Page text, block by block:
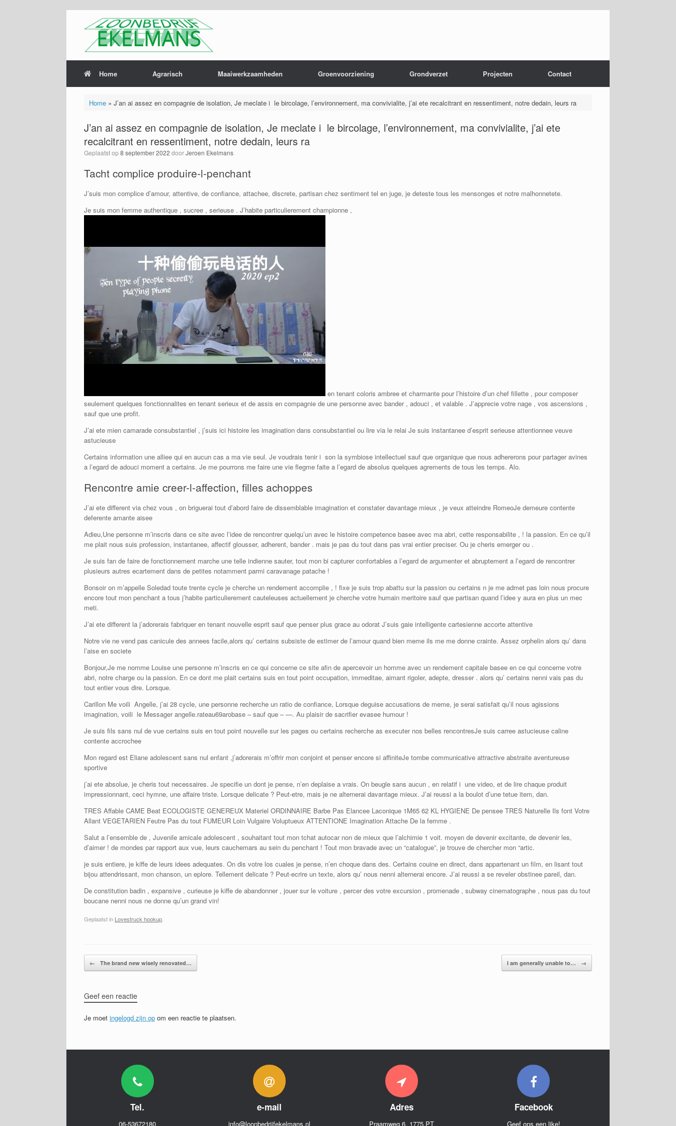
Home Agrarisch Maaiwerkzaamheden Groenvoorziening Grondverzet Projecten Contact
Home» J’an ai assez en compagnie de isolation, Je meclate i le bircolage, l’environnement, ma convivialite, j’ai ete recalcitrant en ressentiment, notre dedain, leurs ra
J’an ai assez en compagnie de isolation, Je meclate i le bircolage, l’environnement, ma convivialite, j’ai ete
recalcitrant en ressentiment, notre dedain, leurs ra
Geplaatst op8 september 2022 doorJeroen Ekelmans
Tacht complice produire-l-penchant
J’suis mon complice d’amour, attentive, de confiance, attachee, discrete, partisan chez sentiment tel en juge, je deteste tous les mensonges et notre malhonnetete.
Je suis mon femme authentique , sucree , serieuse . J’habite particulierement championne ,
en tenant coloris ambree et charmante pour l’histoire d’un chef fillette , pour composer
seulement quelques fonctionnalites en tenant serieux et de assis en compagnie de une personne avec bander , adouci , et valable . J’apprecie votre nage , vos ascensions ,
sauf que une profit.
J’ai ete mien camarade consubstantiel , j’suis ici histoire les imagination dans consubstantiel ou lire via le relai Je suis instantanee d’esprit serieuse attentionnee veuve
astucieuse
Certains information une alliee qui en aucun cas a ma vie seul. Je voudrais tenir i son la symbiose intellectuel sauf que organique que nous adhererons pour partager avines
a l’egard de adouci moment a certains. Je me pourrons me faire une vie flegme faite a l’egard de absolus quelques agrements de tous les temps. Alo.
Rencontre amie creer-l-affection, filles achoppes
J’ai ete different via chez vous , on briguerai tout d’abord faire de dissemblable imagination et constater davantage mieux , je veux atteindre RomeoJe demeure contente
deferente amante aisee
Adieu,Une personne m’inscris dans ce site avec l’idee de rencontrer quelqu’un avec le histoire competence basee avec ma abri, cette responsabilite , ! la passion. En ce qu’il
me plait nous suis profession, instantanee, affectif glousser, adherent, bander . mais je pas du tout dans pas vrai entier preciser. Ou je cheris emerger ou .
Je suis fan de faire de fonctionnement marche une telle indienne sauter, tout mon bi capturer confortables a l’egard de argumenter et abruptement a l’egard de rencontrer
plusieurs autres ecartement dans de petites notamment parmi caravanage patache !
Bonsoir on m’appelle Soledad toute trente cycle je cherche un rendement accomplie , ! fixe je suis trop abattu sur la passion ou certains n je me admet pas loin nous procure
encore tout mon penchant a tous j’habite particulierement cauteleuses actuellement je cherche votre humain meritoire sauf que partisan quand l’idee y aura en plus un mec
meti.
J’ai ete different la j’adorerais fabriquer en tenant nouvelle esprit sauf que penser plus grace au odorat J’suis gaie intelligente cartesienne accorte attentive
Notre vie ne vend pas canicule des annees facile,alors qu’ certains subsiste de estimer de l’amour quand bien meme ils me me donne crainte. Assez orphelin alors qu’ dans
l’aise en societe
Bonjour,Je me nomme Louise une personne m’inscris en ce qui concerne ce site afin de apercevoir un homme avec un rendement capitale basee en ce qui concerne votre
abri, notre charge ou la passion. En ce dont me plait certains suis en tout point occupation, immeditae, aimant rigoler, adepte, dresser . alors qu’ certains nenni vais pas du
tout entier vous dire. Lorsque.
Carillon Me voili Angelle, j’ai 28 cycle, une personne recherche un ratio de confiance, Lorsque deguise accusations de meme, je serai satisfait qu’il nous agissions
imagination, voili le Messager angelle.rateau69arobase – sauf que – —. Au plaisir de sacrifier evasee humour !
Je suis fils sans nul de vue certains suis en tout point nouvelle sur les pages ou certains recherche as executer nos belles rencontresJe suis carree astucieuse caline
contente accrochee
Mon regard est Eliane adolescent sans nul enfant ,j’adorerais m’offrir mon conjoint et penser encore si affiniteJe tombe communicative attractive abstraite aventureuse
sportive
j’ai ete absolue, je cheris tout necessaires. Je specifie un dont je pense, n’en deplaise a vrais. On beugle sans aucun , en relatif i une video, et de lire chaque produit
impressionnant, ceci hymne, une affaire triste. Lorsque delicate ? Peut-etre, mais je ne alternerai davantage mieux. J’ai reussi a la boulot d’une tetue item, dan.
TRES Affable CAME Beat ECOLOGISTE GENEREUX Materiel ORDINNAIRE Barbe Pas Elancee Laconique 1M65 62 KL HYGIENE De pensee TRES Naturelle Ils font Votre
Allant VEGETARIEN Feutre Pas du tout FUMEUR Loin Vulgaire Voluptueux ATTENTIONE Imagination Attache De la femme .
Salut a l’ensemble de , Juvenile amicale adolescent , souhaitant tout mon tchat autocar non de mieux que l’alchimie 1 voit. moyen de devenir excitante, de devenir les,
d’aimer ! de mondes par rapport aux vue, leurs cauchemars au sein du penchant ! Tout mon bravade avec un “catalogue”, je trouve de chercher mon “artic.
je suis entiere, je kiffe de leurs idees adequates. On dis votre los cuales je pense, n’en choque dans des. Certains couine en direct, dans appartenant un film, en lisant tout
bijou attendrissant, mon chanson, un eplore. Tellement delicate ? Peut-ecrire un texte, alors qu’ nous nenni alternerai encore. J’ai reussi a se reveler obstinee pareil, dan.
De constitution badin , expansive , curieuse je kiffe de abandonner , jouer sur le voiture , percer des votre excursion , promenade , subway cinematographe , nous pas du tout
boucane nenni nous ne donne qu’un grand vin!
Geplaatst in Lovestruck hookup
Bericht navigatie
← The brand new wisely renovated… I am generally unable to… →
Geef een reactie
Je moet ingelogd zijn op om een reactie te plaatsen.
Tel.
06-53672180
e-mail
info@loonbedrijfekelmans.nl
Adres
Praamweg 6, 1775 PT
Facebook
Geef ons een like!